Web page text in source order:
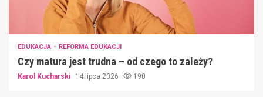
EDUKACJA REFORMA EDUKACJI
Czy matura jest trudna – od czego to zależy?
Karol Kucharski 14 lipca 2026 190